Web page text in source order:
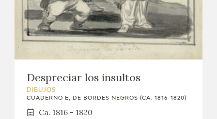
SALA DE PRENSA
BLOG CUADERNO ITALIANO
BIOGRAFÍADespreciar los insultos
DIBUJOS
CUADERNO E, DE BORDES NEGROS (CA. 1816-1820)
Ca. 1816 - 1820